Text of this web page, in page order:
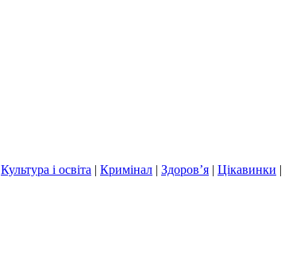
Культура і освіта | Кримінал | Здоров’я | Цікавинки |